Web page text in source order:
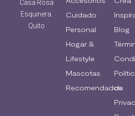
Casa Rosa
Esquinera.
Quito
Cuidado
Personal
Hogar &
Lifestyle
Mascotas
Recomendados
Blog
de